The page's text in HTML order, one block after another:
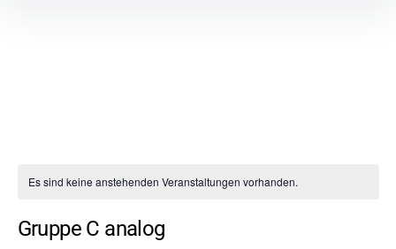
Es sind keine anstehenden Veranstaltungen vorhanden.
Gruppe C analog